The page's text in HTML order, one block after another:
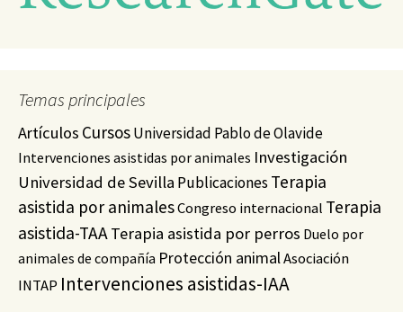
Temas principales
Artículos CursosUniversidad Pablo de Olavide
Intervenciones asistidas por animales Investigación
Universidad de Sevilla PublicacionesTerapia
asistida por animalesCongreso internacional Terapia
asistida-TAA Terapia asistida por perros Duelo por
animales de compañía Protección animalAsociación
INTAP Intervenciones asistidas-IAA